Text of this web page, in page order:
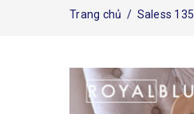
Trang chủ / Saless 135